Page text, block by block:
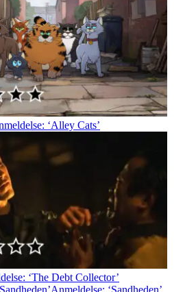
‘Alley Cats’
‘The Debt Collector’
Anmeldelse: ‘Sandheden’